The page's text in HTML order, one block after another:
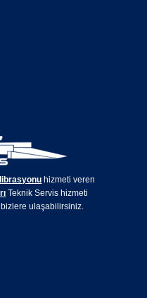
hizmeti veren
Teknik Servis hizmeti
ulaşabilirsiniz.